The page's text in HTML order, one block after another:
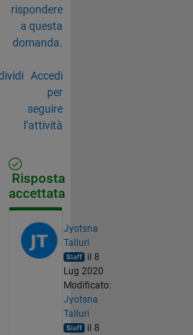
rispondere
a questa
domanda.
Accedi
per
seguire
l’attività
Risposta
accettata
Jyotsna
Talluri
il 8
Lug 2020
Modificato:
Jyotsna
Talluri
il 8